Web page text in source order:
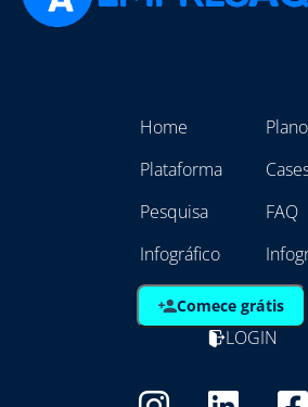
Home
Plataforma
Pesquisa
Infográfico
FAQ
Comece grátis
LOGIN